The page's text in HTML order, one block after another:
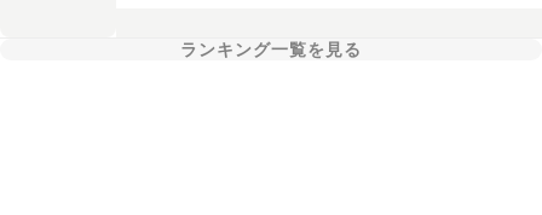
ランキング一覧を見る